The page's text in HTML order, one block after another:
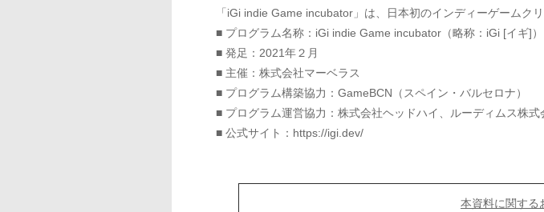
「iGi indie Game incubator」は、日本初のインディーゲームク
■ プログラム名称：iGi indie Game incubator（略称：iGi [イギ]）
■ 発足：2021年２月
■ 主催：株式会社マーベラス
■ プログラム構築協力：GameBCN（スペイン・バルセロナ）
■ プログラム運営協力：株式会社ヘッドハイ、ルーディムス株式
■ 公式サイト： https://igi.dev/
本資料に関する